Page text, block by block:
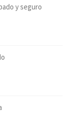
y seguro